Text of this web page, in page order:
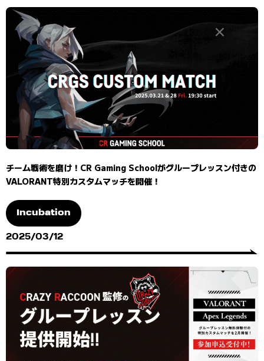
チーム戦術を磨け！CR Gaming Schoolがグループレッスン付きの
VALORANT特別カスタムマッチを開催！
Incubation
2025/03/12